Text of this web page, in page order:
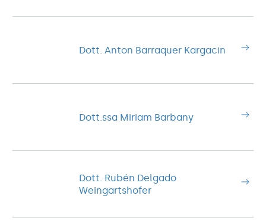
Dott. Anton Barraquer Kargacin
Dott.ssa Miriam Barbany
Dott. Rubén Delgado
Weingartshofer